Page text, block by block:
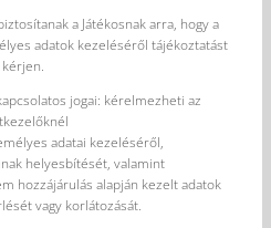
a Játékosnak arra, hogy a
adatok kezeléséről tájékoztatást
kérjen.
jogai: kérelmezheti az
adatai kezeléséről,
helyesbítését, valamint
hozzájárulás alapján kezelt adatok
vagy korlátozását.